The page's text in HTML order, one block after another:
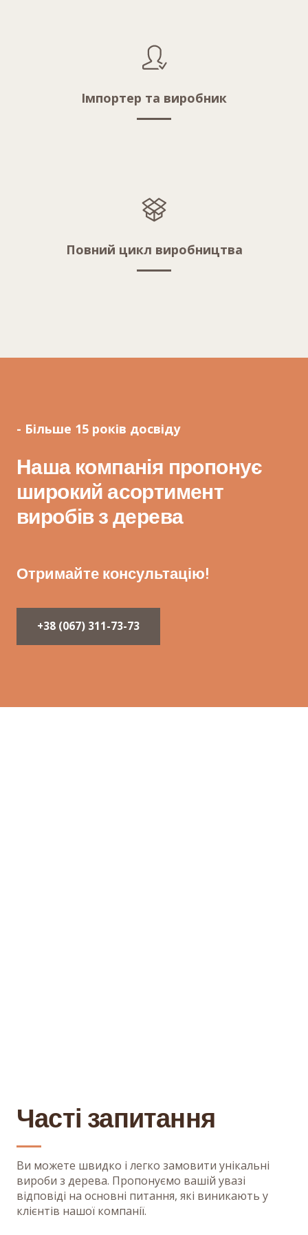
Імпортер та виробник
Повний цикл виробництва
- Більше 15 років досвіду
Наша компанія пропонує
широкий асортимент
виробів з дерева
Отримайте консультацію!
+38 (067) 311-73-73
Часті запитання
Ви можете швидко і легко замовити унікальні
вироби з дерева. Пропонуємо вашій увазі
відповіді на основні питання, які виникають у
клієнтів нашої компанії.